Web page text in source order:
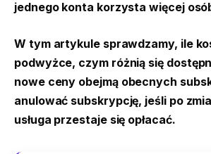
jednego konta korzysta więcej
W tym artykule sprawdzamy, ile
podwyżce, czym różnią się
nowe ceny obejmą obecnych
anulować subskrypcję, jeśli po
usługa przestaje się opłacać.